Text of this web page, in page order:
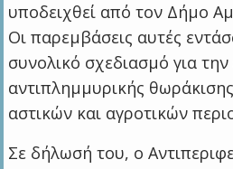
υποδειχθεί από τον Δήμο
Οι παρεμβάσεις αυτές
συνολικό σχεδιασμό για
αντιπλημμυρικής
αστικών και αγροτικών
Σε δήλωσή του, ο